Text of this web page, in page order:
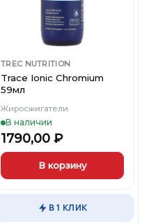
TREC NUTRITION
Trace Ionic Chromium
59мл
Жиросжигатели
В наличии
1790,00 ₽
В корзину
В 1 КЛИК